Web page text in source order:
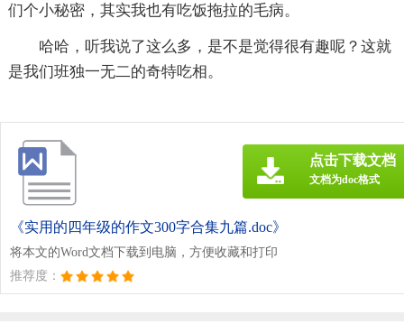
们个小秘密，其实我也有吃饭拖拉的毛病。
哈哈，听我说了这么多，是不是觉得很有趣呢？这就
是我们班独一无二的奇特吃相。
《实用的四年级的作文300字合集九篇.doc》
将本文的Word文档下载到电脑，方便收藏和打印
推荐度：
点击下载文档
文档为doc格式